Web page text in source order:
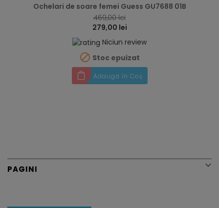
Ochelari de soare femei Guess GU7688 01B
469,00 lei
279,00 lei
Niciun review
 Stoc epuizat
Adaugă în Coș
PAGINI 